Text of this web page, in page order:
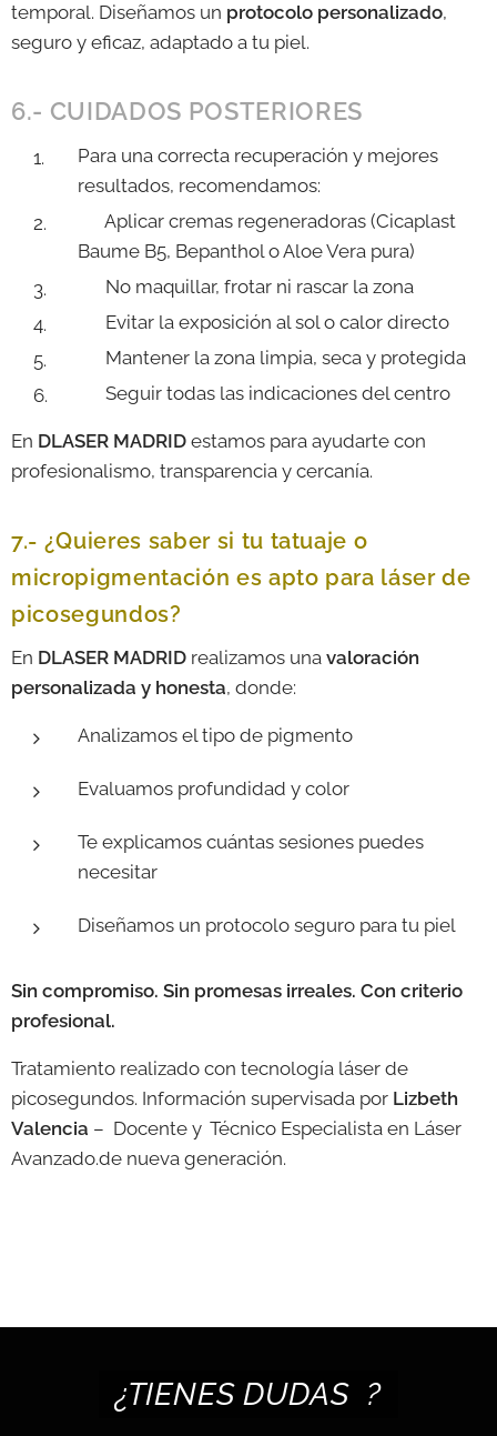
temporal. Diseñamos un protocolo personalizado,
seguro y eficaz, adaptado a tu piel.
6.- CUIDADOS POSTERIORES
Para una correcta recuperación y mejores
resultados, recomendamos:
✔️ Aplicar cremas regeneradoras (Cicaplast
Baume B5, Bepanthol o Aloe Vera pura)
✔️ No maquillar, frotar ni rascar la zona
✔️ Evitar la exposición al sol o calor directo
✔️ Mantener la zona limpia, seca y protegida
✔️ Seguir todas las indicaciones del centro
En DLASER MADRID estamos para ayudarte con
profesionalismo, transparencia y cercanía.
7.- ¿Quieres saber si tu tatuaje o
micropigmentación es apto para láser de
picosegundos?
En DLASER MADRID realizamos una valoración
personalizada y honesta, donde:
Analizamos el tipo de pigmento
Evaluamos profundidad y color
Te explicamos cuántas sesiones puedes
necesitar
Diseñamos un protocolo seguro para tu piel
Sin compromiso. Sin promesas irreales. Con criterio
profesional.
Tratamiento realizado con tecnología láser de
picosegundos. Información supervisada por Lizbeth
Valencia – Docente y Técnico Especialista en Láser
Avanzado.de nueva generación.
¿TIENES DUDAS ?